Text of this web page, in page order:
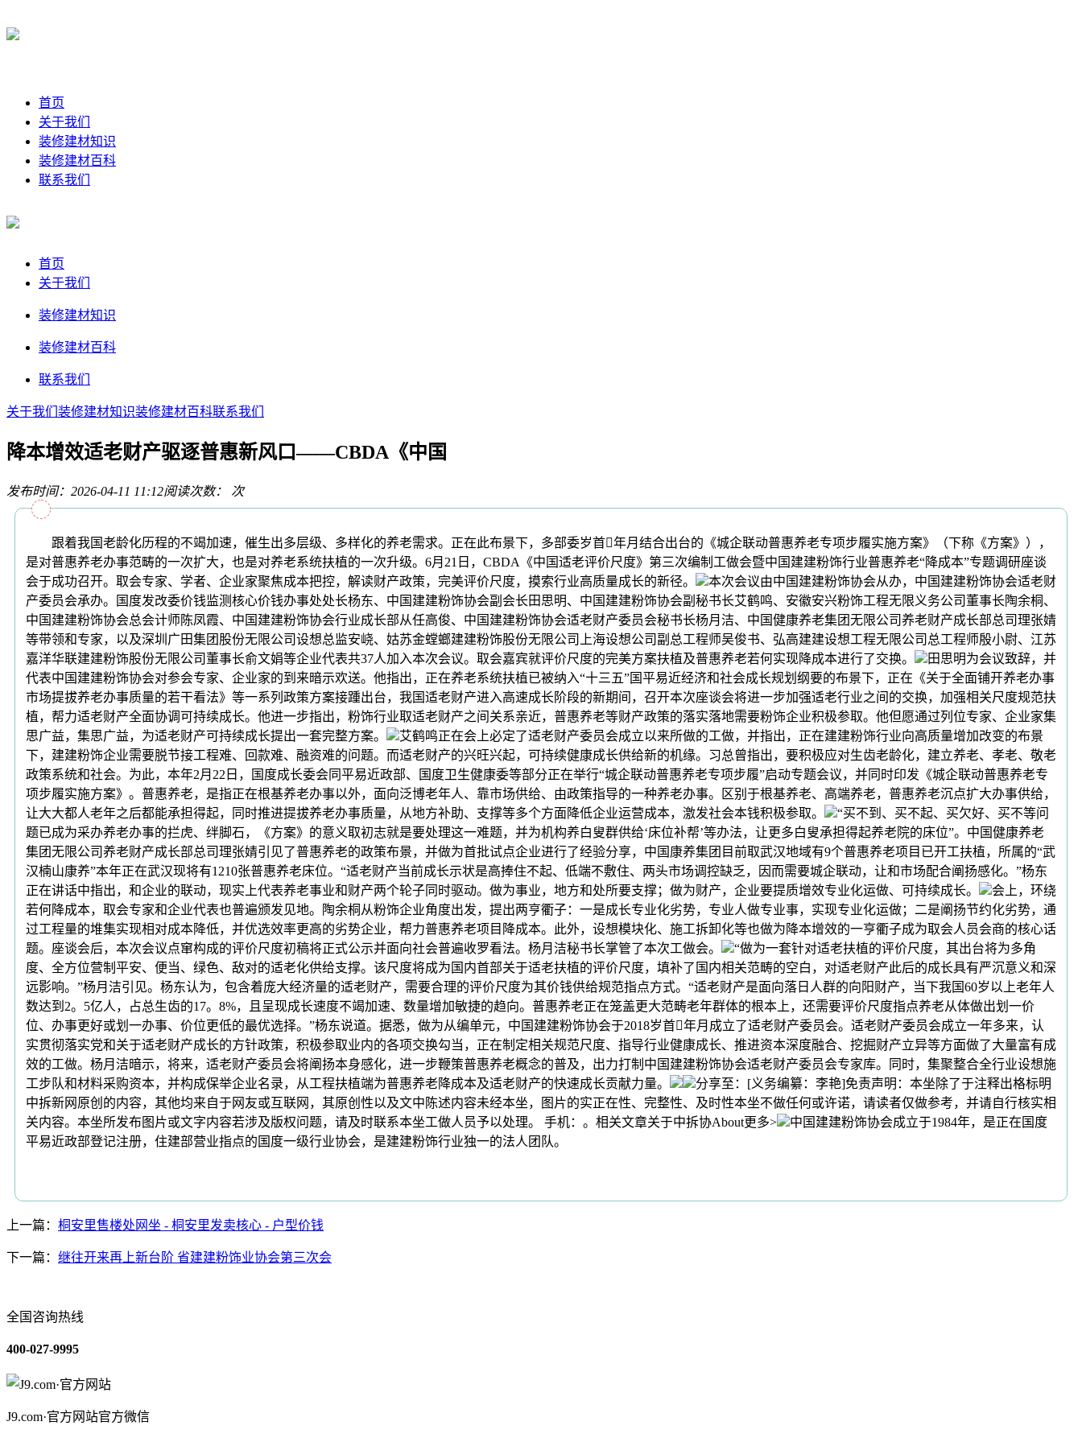
首页
关于我们
装修建材知识
装修建材百科
联系我们
首页
关于我们
装修建材知识
装修建材百科
联系我们
关于我们 装修建材知识装修建材百科联系我们
降本增效适老财产驱逐普惠新风口——CBDA《中国
发布时间：2026-04-11 11:12阅读次数： 次
跟着我国老龄化历程的不竭加速，催生出多层级、多样化的养老需求。正在此布景下，多部委岁首年月结合出台的《城企联动普惠养老专项步履实施方案》（下称《方案》），
是对普惠养老办事范畴的一次扩大，也是对养老系统扶植的一次升级。6月21日，CBDA《中国适老评价尺度》第三次编制工做会暨中国建建粉饰行业普惠养老“降成本”专题调研座谈
会于成功召开。取会专家、学者、企业家聚焦成本把控，解读财产政策，完美评价尺度，摸索行业高质量成长的新径。
本次会议由中国建建粉饰协会从办，中国建建粉饰协会适老财
产委员会承办。国度发改委价钱监测核心价钱办事处处长杨东、中国建建粉饰协会副会长田思明、中国建建粉饰协会副秘书长艾鹤鸣、安徽安兴粉饰工程无限义务公司董事长陶余桐、
中国建建粉饰协会总会计师陈凤霞、中国建建粉饰协会行业成长部从任高俊、中国建建粉饰协会适老财产委员会秘书长杨月洁、中国健康养老集团无限公司养老财产成长部总司理张婧
等带领和专家，以及深圳广田集团股份无限公司设想总监安峣、姑苏金螳螂建建粉饰股份无限公司上海设想公司副总工程师吴俊书、弘高建建设想工程无限公司总工程师殷小尉、江苏
嘉洋华联建建粉饰股份无限公司董事长俞文娟等企业代表共37人加入本次会议。取会嘉宾就评价尺度的完美方案扶植及普惠养老若何实现降成本进行了交换。
田思明为会议致辞，并
代表中国建建粉饰协会对参会专家、企业家的到来暗示欢送。他指出，正在养老系统扶植已被纳入“十三五”国平易近经济和社会成长规划纲要的布景下，正在《关于全面铺开养老办事
市场提拔养老办事质量的若干看法》等一系列政策方案接踵出台，我国适老财产进入高速成长阶段的新期间，召开本次座谈会将进一步加强适老行业之间的交换，加强相关尺度规范扶
植，帮力适老财产全面协调可持续成长。他进一步指出，粉饰行业取适老财产之间关系亲近，普惠养老等财产政策的落实落地需要粉饰企业积极参取。他但愿通过列位专家、企业家集
思广益，集思广益，为适老财产可持续成长提出一套完整方案。
艾鹤鸣正在会上必定了适老财产委员会成立以来所做的工做，并指出，正在建建粉饰行业向高质量增加改变的布景
下，建建粉饰企业需要脱节接工程难、回款难、融资难的问题。而适老财产的兴旺兴起，可持续健康成长供给新的机缘。习总曾指出，要积极应对生齿老龄化，建立养老、孝老、敬老
政策系统和社会。为此，本年2月22日，国度成长委会同平易近政部、国度卫生健康委等部分正在举行“城企联动普惠养老专项步履”启动专题会议，并同时印发《城企联动普惠养老专
项步履实施方案》。普惠养老，是指正在根基养老办事以外，面向泛博老年人、靠市场供给、由政策指导的一种养老办事。区别于根基养老、高端养老，普惠养老沉点扩大办事供给，
让大大都人老年之后都能承担得起，同时推进提拔养老办事质量，从地方补助、支撑等多个方面降低企业运营成本，激发社会本钱积极参取。
“买不到、买不起、买欠好、买不等问
题已成为采办养老办事的拦虎、绊脚石，《方案》的意义取初志就是要处理这一难题，并为机构养白叟群供给‘床位补帮’等办法，让更多白叟承担得起养老院的床位”。中国健康养老
集团无限公司养老财产成长部总司理张婧引见了普惠养老的政策布景，并做为首批试点企业进行了经验分享，中国康养集团目前取武汉地域有9个普惠养老项目已开工扶植，所属的“武
汉楠山康养”本年正在武汉现将有1210张普惠养老床位。“适老财产当前成长示状是高捧住不起、低端不敷住、两头市场调控缺乏，因而需要城企联动，让和市场配合阐扬感化。”杨东
正在讲话中指出，和企业的联动，现实上代表养老事业和财产两个轮子同时驱动。做为事业，地方和处所要支撑；做为财产，企业要提质增效专业化运做、可持续成长。
会上，环绕
若何降成本，取会专家和企业代表也普遍颁发见地。陶余桐从粉饰企业角度出发，提出两亨衢子：一是成长专业化劣势，专业人做专业事，实现专业化运做；二是阐扬节约化劣势，通
过工程量的堆集实现相对成本降低，并优选效率更高的劣势企业，帮力普惠养老项目降成本。此外，设想模块化、施工拆卸化等也做为降本增效的一亨衢子成为取会人员会商的核心话
题。座谈会后，本次会议点窜构成的评价尺度初稿将正式公示并面向社会普遍收罗看法。杨月洁秘书长掌管了本次工做会。
“做为一套针对适老扶植的评价尺度，其出台将为多角
度、全方位营制平安、便当、绿色、敌对的适老化供给支撑。该尺度将成为国内首部关于适老扶植的评价尺度，填补了国内相关范畴的空白，对适老财产此后的成长具有严沉意义和深
远影响。”杨月洁引见。杨东认为，包含着庞大经济量的适老财产，需要合理的评价尺度为其价钱供给规范指点方式。“适老财产是面向落日人群的向阳财产，当下我国60岁以上老年人
数达到2。5亿人，占总生齿的17。8%，且呈现成长速度不竭加速、数量增加敏捷的趋向。普惠养老正在笼盖更大范畴老年群体的根本上，还需要评价尺度指点养老从体做出划一价
位、办事更好或划一办事、价位更低的最优选择。”杨东说道。据悉，做为从编单元，中国建建粉饰协会于2018岁首年月成立了适老财产委员会。适老财产委员会成立一年多来，认
实贯彻落实党和关于适老财产成长的方针政策，积极参取业内的各项交换勾当，正在制定相关规范尺度、指导行业健康成长、推进资本深度融合、挖掘财产立异等方面做了大量富有成
效的工做。杨月洁暗示，将来，适老财产委员会将阐扬本身感化，进一步鞭策普惠养老概念的普及，出力打制中国建建粉饰协会适老财产委员会专家库。同时，集聚整合全行业设想施
工步队和材料采购资本，并构成保举企业名录，从工程扶植端为普惠养老降成本及适老财产的快速成长贡献力量。
分享至：[义务编纂：李艳]免责声明：本坐除了于注释出格标明
中拆新网原创的内容，其他均来自于网友或互联网，其原创性以及文中陈述内容未经本坐，图片的实正在性、完整性、及时性本坐不做任何或许诺，请读者仅做参考，并请自行核实相
关内容。本坐所发布图片或文字内容若涉及版权问题，请及时联系本坐工做人员予以处理。 手机：。相关文章关于中拆协About更多>
中国建建粉饰协会成立于1984年，是正在国度
平易近政部登记注册，住建部营业指点的国度一级行业协会，是建建粉饰行业独一的法人团队。
上一篇： 桐安里售楼处网坐 - 桐安里发卖核心 - 户型价钱
下一篇： 继往开来再上新台阶 省建建粉饰业协会第三次会
全国咨询热线
400-027-9995
J9.com·官方网站官方微信